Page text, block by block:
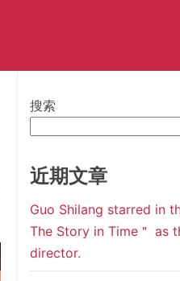
搜索
近期文章
Guo Shilang starred in
The Story in Time＂ as
director.